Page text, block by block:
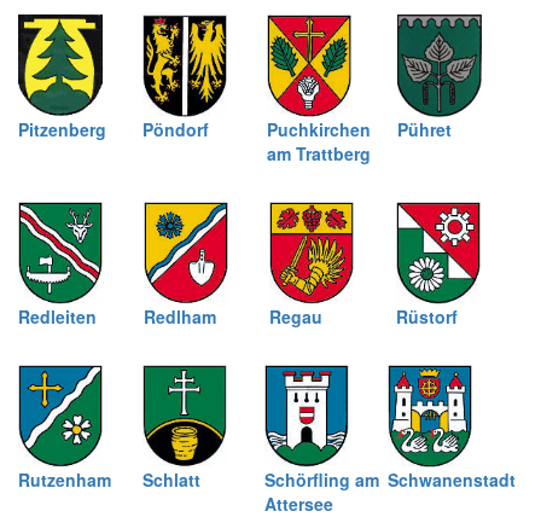
Pitzenberg Pöndorf
Puchkirchen
am Trattberg
Pühret
Redleiten Redlham Regau Rüstorf
Rutzenham Schlatt
Schörfling am
Attersee
Schwanenstadt